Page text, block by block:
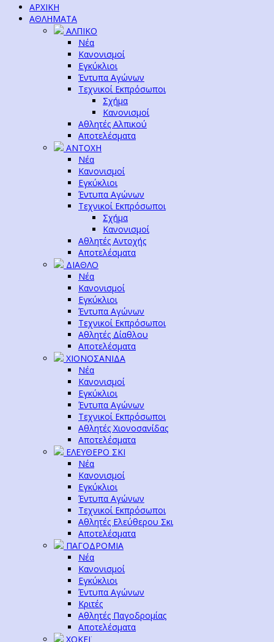
ΑΡΧΙΚΗ
ΑΘΛΗΜΑΤΑ
ΑΛΠΙΚΟ
Νέα
Κανονισμοί
Εγκύκλιοι
Έντυπα Αγώνων
Τεχνικοί Εκπρόσωποι
Σχήμα
Κανονισμοί
Αθλητές Αλπικού
Αποτελέσματα
ΑΝΤΟΧΗ
Νέα
Κανονισμοί
Εγκύκλιοι
Έντυπα Αγώνων
Τεχνικοί Εκπρόσωποι
Σχήμα
Κανονισμοί
Αθλητές Αντοχής
Αποτελέσματα
ΔΙΑΘΛΟ
Νέα
Κανονισμοί
Εγκύκλιοι
Έντυπα Αγώνων
Τεχνικοί Εκπρόσωποι
Αθλητές Δίαθλου
Αποτελέσματα
ΧΙΟΝΟΣΑΝΙΔΑ
Νέα
Κανονισμοί
Εγκύκλιοι
Έντυπα Αγώνων
Τεχνικοί Εκπρόσωποι
Αθλητές Χιονοσανίδας
Αποτελέσματα
ΕΛΕΥΘΕΡΟ ΣΚΙ
Νέα
Κανονισμοί
Εγκύκλιοι
Έντυπα Αγώνων
Τεχνικοί Εκπρόσωποι
Αθλητές Ελεύθερου Σκι
Αποτελέσματα
ΠΑΓΟΔΡΟΜΙΑ
Νέα
Κανονισμοί
Εγκύκλιοι
Έντυπα Αγώνων
Κριτές
Αθλητές Παγοδρομίας
Αποτελέσματα
ΧΟΚΕΪ